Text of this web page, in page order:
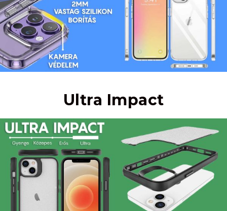
Ultra Impact